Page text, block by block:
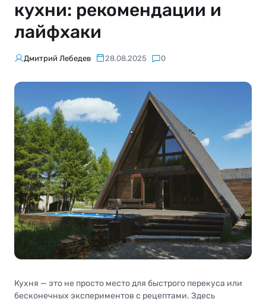
кухни: рекомендации и
лайфхаки
Дмитрий Лебедев 28.08.2025 0
Кухня — это не просто место для быстрого перекуса или
бесконечных экспериментов с рецептами. Здесь